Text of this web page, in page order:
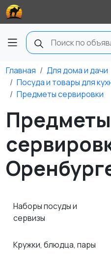
Главная
Для дома и дачи
Посуда и товары для
Предметы сервировки
Предметы
Наборы посуды и
сервизы
Кружки, блюдца, пары